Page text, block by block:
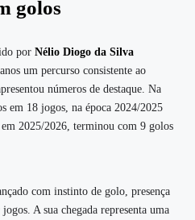
golos
por Nélio Diogo da Silva
um percurso consistente ao
números de destaque. Na
em 18 jogos, na época 2024/2025
2025/2026, terminou com 9 golos
com instinto de golo, presença
A sua chegada representa uma